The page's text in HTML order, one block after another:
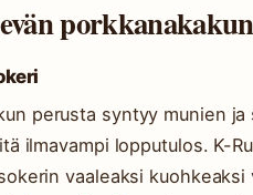
perusta syntyy munien
ilmavampi lopputulos. K-
vaaleaksi